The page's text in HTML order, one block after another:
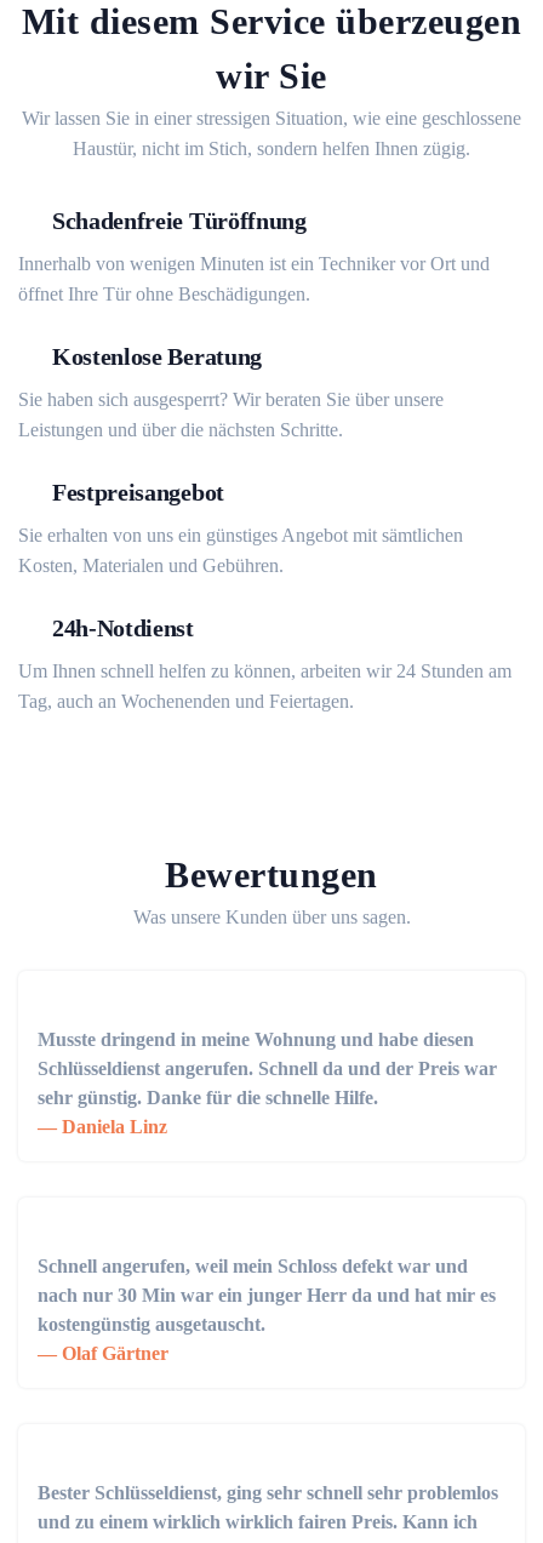
Mit diesem Service überzeugen
wir Sie
Wir lassen Sie in einer stressigen Situation, wie eine geschlossene
Haustür, nicht im Stich, sondern helfen Ihnen zügig.
Schadenfreie Türöffnung
Innerhalb von wenigen Minuten ist ein Techniker vor Ort und
öffnet Ihre Tür ohne Beschädigungen.
Kostenlose Beratung
Sie haben sich ausgesperrt? Wir beraten Sie über unsere
Leistungen und über die nächsten Schritte.
Festpreisangebot
Sie erhalten von uns ein günstiges Angebot mit sämtlichen
Kosten, Materialen und Gebühren.
24h-Notdienst
Um Ihnen schnell helfen zu können, arbeiten wir 24 Stunden am
Tag, auch an Wochenenden und Feiertagen.
Bewertungen
Was unsere Kunden über uns sagen.
Musste dringend in meine Wohnung und habe diesen
Schlüsseldienst angerufen. Schnell da und der Preis war
sehr günstig. Danke für die schnelle Hilfe.
Daniela Linz
Schnell angerufen, weil mein Schloss defekt war und
nach nur 30 Min war ein junger Herr da und hat mir es
kostengünstig ausgetauscht.
Olaf Gärtner
Bester Schlüsseldienst, ging sehr schnell sehr problemlos
und zu einem wirklich wirklich fairen Preis. Kann ich